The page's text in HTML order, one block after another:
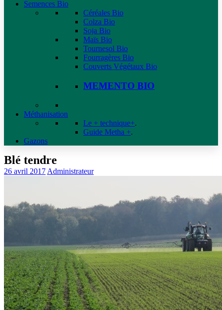
Semences Bio
Céréales Bio
Colza Bio
Soja Bio
Maïs Bio
Tournesol Bio
Fourragères Bio
Couverts Végétaux Bio
MEMENTO BIO
Méthanisation
Le + technique+.
Guide Metha +.
Gazons
Blé tendre
26 avril 2017 Administrateur